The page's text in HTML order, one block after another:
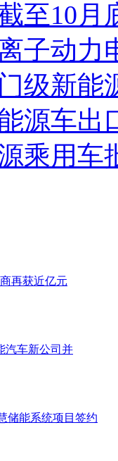
至10月
子动力
级新
源车出
乘用车
再获近亿元
汽车新公司并
储能系统项目签约